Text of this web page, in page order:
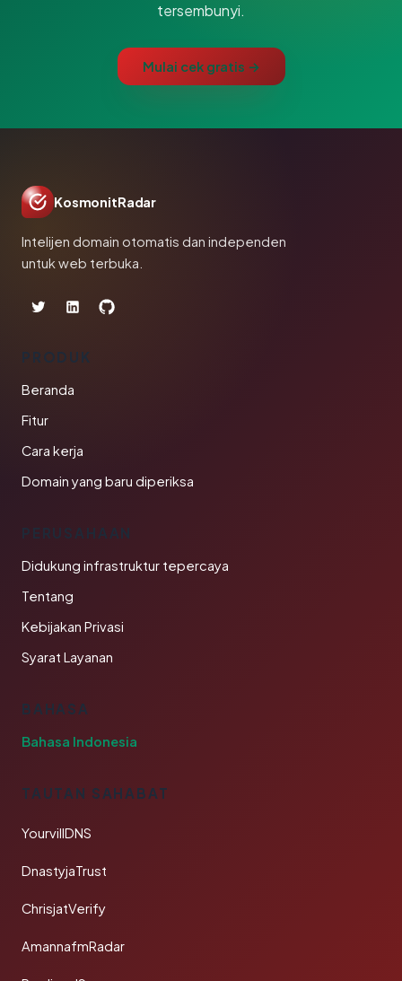
tersembunyi.
Mulai cek gratis →
KosmonitRadar
Intelijen domain otomatis dan independen
untuk web terbuka.
PRODUK
Beranda
Fitur
Cara kerja
Domain yang baru diperiksa
PERUSAHAAN
Didukung infrastruktur tepercaya
Tentang
Kebijakan Privasi
Syarat Layanan
BAHASA
Bahasa Indonesia
TAUTAN SAHABAT
YourvillDNS
DnastyjaTrust
ChrisjatVerify
AmannafmRadar